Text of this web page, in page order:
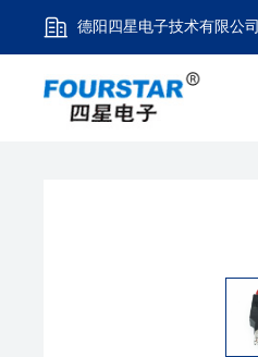
德阳四星电子技术有限公司